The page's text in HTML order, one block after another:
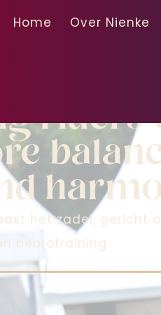
Home Over Nienke
riders
het zadel, gericht
neurotraining.